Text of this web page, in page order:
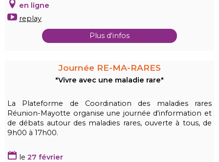
en ligne
replay
Plus d'infos
Journée RE-MA-RARES
"Vivre avec une maladie rare"
La Plateforme de Coordination des maladies rares
Réunion-Mayotte organise une journée d'information et
de débats autour des maladies rares, ouverte à tous, de
9h00 à 17h00.
le 27 février